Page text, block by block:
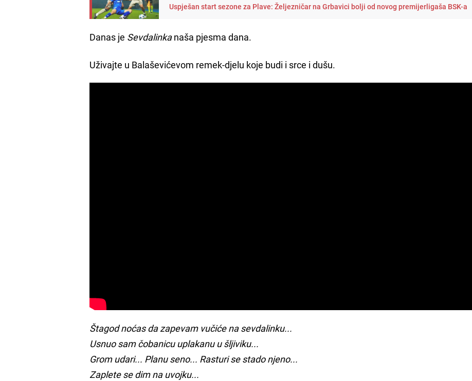
Uspješan start sezone za Plave: Željezničar na Grbavici bolji od novog premijerligaša BSK-a
Danas je Sevdalinkanaša pjesma dana.
Uživajte u Balaševićevom remek-djelu koje budi i srce i dušu.
Štagod noćas da zapevam vučiće na sevdalinku...
Usnuo sam čobanicu uplakanu u šljiviku...
Grom udari... Planu seno... Rasturi se stado njeno...
Zaplete se dim na uvojku...